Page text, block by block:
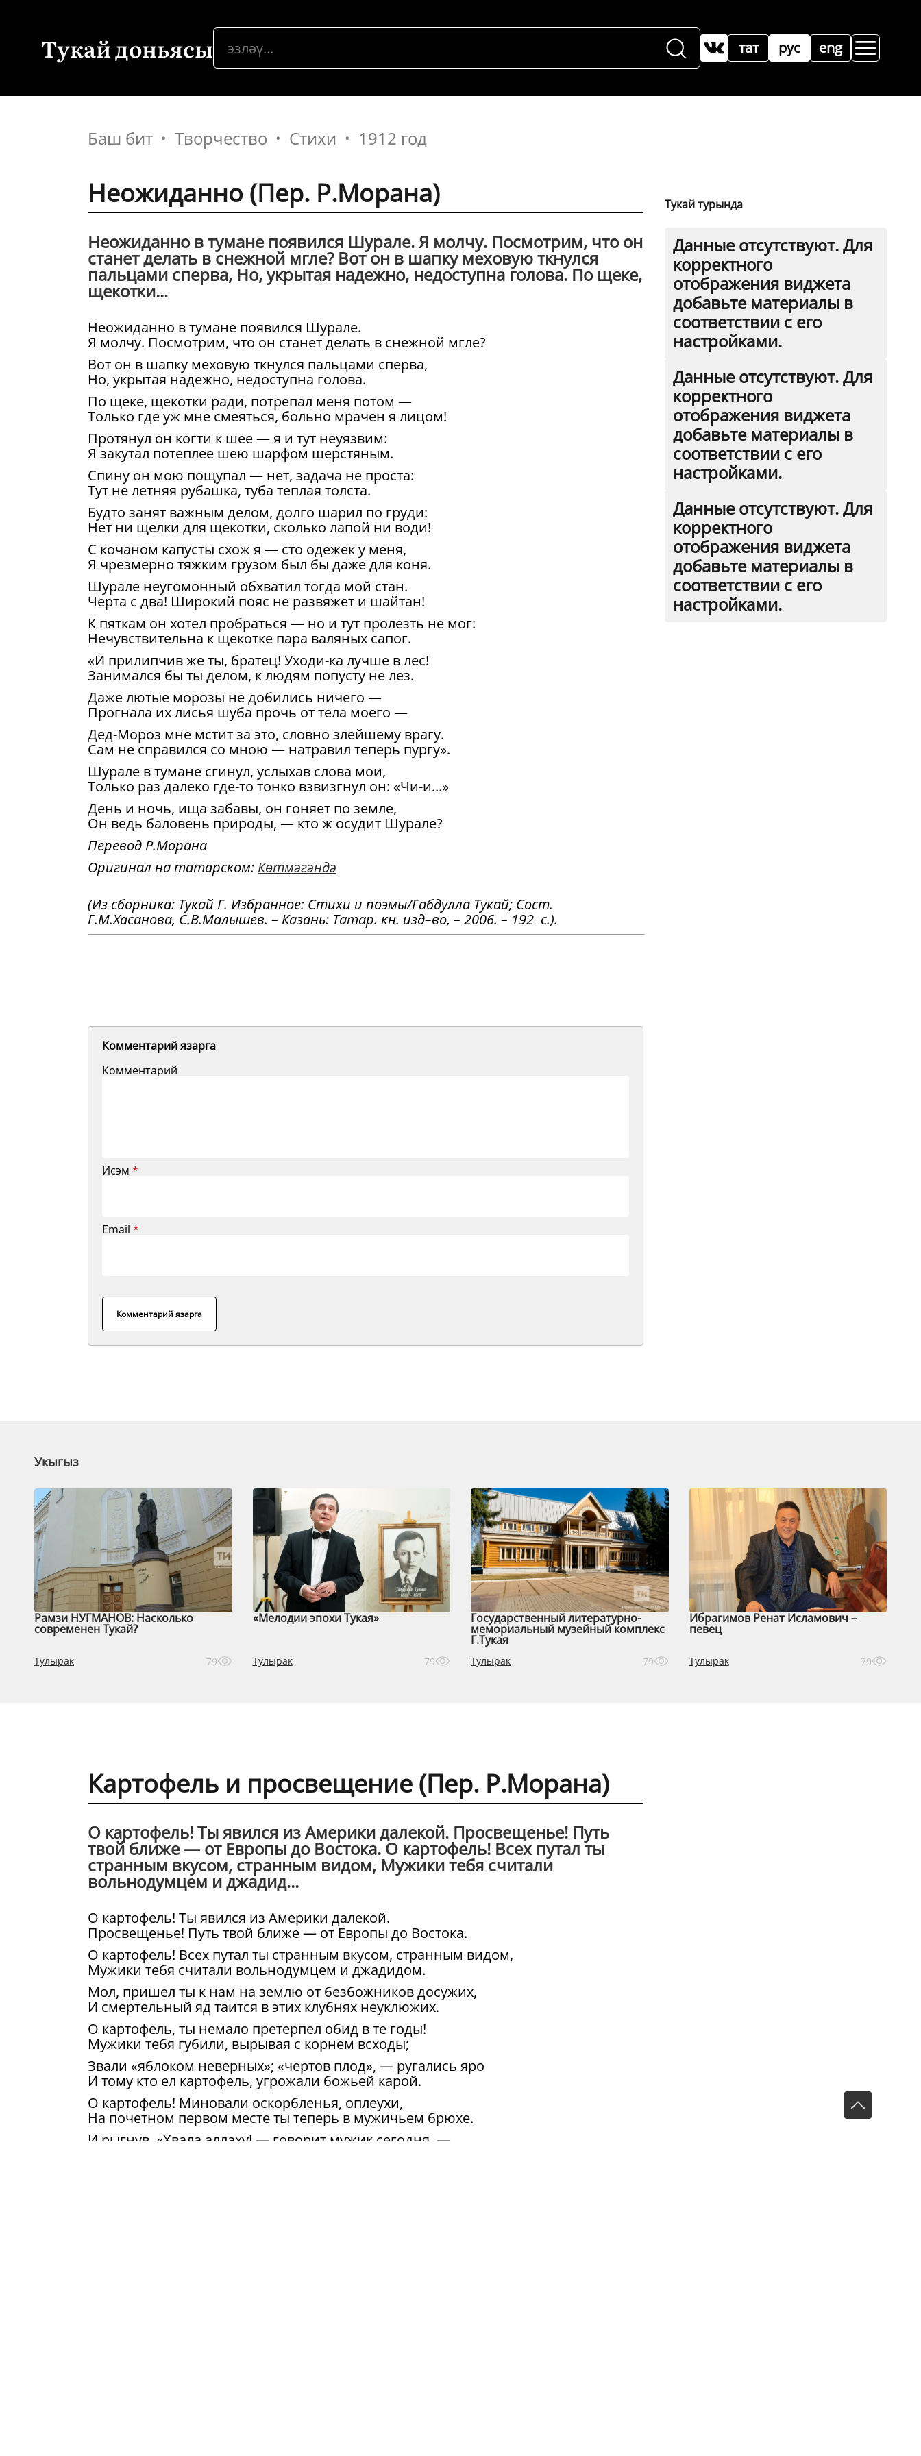
Тукай доньясы рус
тат eng
Баш бит Творчество Стихи 1912 год
Неожиданно (Пер. Р.Морана)
Неожиданно в тумане появился Шурале. Я молчу. Посмотрим, что он
станет делать в снежной мгле? Вот он в шапку меховую ткнулся
пальцами сперва, Но, укрытая надежно, недоступна голова. По щеке,
щекотки...
Неожиданно в тумане появился Шурале.
Я молчу. Посмотрим, что он станет делать в снежной мгле?
Вот он в шапку меховую ткнулся пальцами сперва,
Но, укрытая надежно, недоступна голова.
По щеке, щекотки ради, потрепал меня потом —
Только где уж мне смеяться, больно мрачен я лицом!
Протянул он когти к шее — я и тут неуязвим:
Я закутал потеплее шею шарфом шерстяным.
Спину он мою пощупал — нет, задача не проста:
Тут не летняя рубашка, туба теплая толста.
Будто занят важным делом, долго шарил по груди:
Нет ни щелки для щекотки, сколько лапой ни води!
С кочаном капусты схож я — сто одежек у меня,
Я чрезмерно тяжким грузом был бы даже для коня.
Шурале неугомонный обхватил тогда мой стан.
Черта с два! Широкий пояс не развяжет и шайтан!
К пяткам он хотел пробраться — но и тут пролезть не мог:
Нечувствительна к щекотке пара валяных сапог.
«И прилипчив же ты, братец! Уходи-ка лучше в лес!
Занимался бы ты делом, к людям попусту не лез.
Даже лютые морозы не добились ничего —
Прогнала их лисья шуба прочь от тела моего —
Дед-Мороз мне мстит за это, словно злейшему врагу.
Сам не справился со мною — натравил теперь пургу».
Шурале в тумане сгинул, услыхав слова мои,
Только раз далеко где-то тонко взвизгнул он: «Чи-и...»
День и ночь, ища забавы, он гоняет по земле,
Он ведь баловень природы, — кто ж осудит Шурале?
Перевод Р.Морана
Оригинал на татарском: Көтмәгәндә
(Из сборника: Тукай Г. Избранное: Стихи и поэмы/Габдулла Тукай; Сост.
Г.М.Хасанова, С.В.Малышев. – Казань: Татар. кн. изд–во, – 2006. – 192 с.).
Комментарий язарга
Комментарий
Исэм *
Email *
Комментарий язарга
Тукай турында
Данные отсутствуют. Для
корректного
отображения виджета
добавьте материалы в
соответствии с его
настройками.
Данные отсутствуют. Для
корректного
отображения виджета
добавьте материалы в
соответствии с его
настройками.
Данные отсутствуют. Для
корректного
отображения виджета
добавьте материалы в
соответствии с его
настройками.
Укыгыз
Рамзи НУГМАНОВ: Насколько
современен Тукай?
Тулырак 79
«Мелодии эпохи Тукая»
Тулырак 79
Государственный литературно-
мемориальный музейный комплекс
Г.Тукая
Тулырак 79
Ибрагимов Ренат Исламович –
певец
Тулырак 79
Картофель и просвещение (Пер. Р.Морана)
О картофель! Ты явился из Америки далекой. Просвещенье! Путь
твой ближе — от Европы до Востока. О картофель! Всех путал ты
странным вкусом, странным видом, Мужики тебя считали
вольнодумцем и джадид...
О картофель! Ты явился из Америки далекой.
Просвещенье! Путь твой ближе — от Европы до Востока.
О картофель! Всех путал ты странным вкусом, странным видом,
Мужики тебя считали вольнодумцем и джадидом.
Мол, пришел ты к нам на землю от безбожников досужих,
И смертельный яд таится в этих клубнях неуклюжих.
О картофель, ты немало претерпел обид в те годы!
Мужики тебя губили, вырывая с корнем всходы;
Звали «яблоком неверных»; «чертов плод», — ругались яро
И тому кто ел картофель, угрожали божьей карой.
О картофель! Миновали оскорбленья, оплеухи,
На почетном первом месте ты теперь в мужичьем брюхе.
И рыгнув, «Хвала аллаху! — говорит мужик сегодня. —